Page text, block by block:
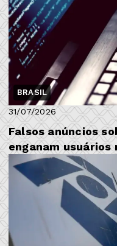
BRASIL
31/07/2026
Falsos anúncios
enganam usuários